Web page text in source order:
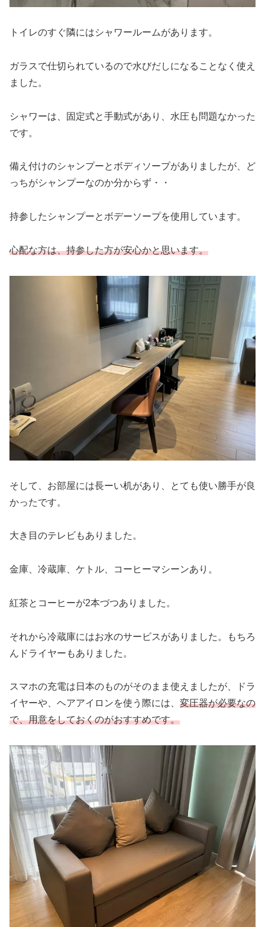
トイレのすぐ隣にはシャワールームがあります。
ガラスで仕切られているので水びだしになることなく使え
ました。
シャワーは、固定式と手動式があり、水圧も問題なかった
です。
備え付けのシャンプーとボディソープがありましたが、ど
っちがシャンプーなのか分からず・・
持参したシャンプーとボデーソープを使用しています。
心配な方は、持参した方が安心かと思います。
そして、お部屋には長ーい机があり、とても使い勝手が良
かったです。
大き目のテレビもありました。
金庫、冷蔵庫、ケトル、コーヒーマシーンあり。
紅茶とコーヒーが2本づつありました。
それから冷蔵庫にはお水のサービスがありました。もちろ
んドライヤーもありました。
スマホの充電は日本のものがそのまま使えましたが、ドラ
イヤーや、ヘアアイロンを使う際には、 変圧器が必要なの
で、用意をしておくのがおすすめです。